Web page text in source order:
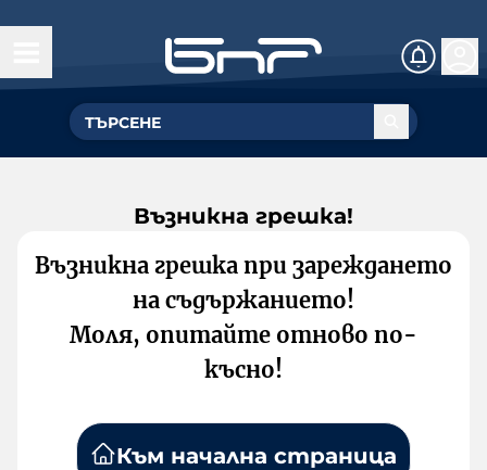
Възникна грешка!
Възникна грешка при зареждането
на съдържанието!
Моля, опитайте отново по-
късно!
Към начална страница